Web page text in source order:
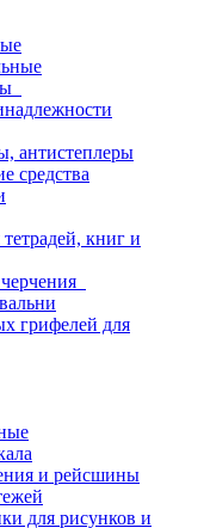
антистеплеры
средства
книг и
грифелей для
и рейсшины
для рисунков и